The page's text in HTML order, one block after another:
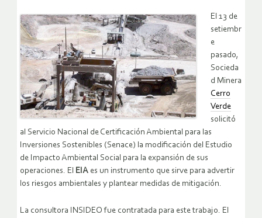
El 13 de
setiembr
e
pasado,
Socieda
d Minera
Cerro
Verde
solicitó
al Servicio Nacional de Certificación Ambiental para las
Inversiones Sostenibles (Senace) la modificación del Estudio
de Impacto Ambiental Social para la expansión de sus
operaciones. El EIA es un instrumento que sirve para advertir
los riesgos ambientales y plantear medidas de mitigación.
La consultora INSIDEO fue contratada para este trabajo. El